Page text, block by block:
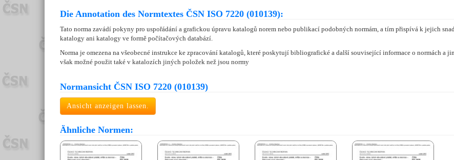
Die Annotation des Normtextes ČSN ISO 7220 (010139):
Tato norma zavádí pokyny pro uspořádání a grafickou úpravu katalogů norem nebo publikací podobných normám, a tím přispívá k jejich
katalogy ani katalogy ve formě počítačových databází.
Norma je omezena na všeobecné instrukce ke zpracování katalogů, které poskytují bibliografické a další související informace o normách
však možné použit také v katalozích jiných položek než jsou normy
Normansicht ČSN ISO 7220 (010139)
Ansicht anzeigen lassen.
Ähnliche Normen: